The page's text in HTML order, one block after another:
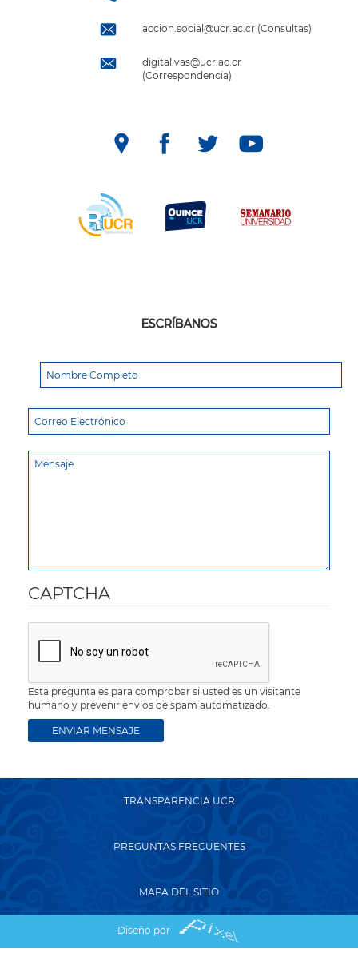
accion.social@ucr.ac.cr (Consultas)
digital.vas@ucr.ac.cr
(Correspondencia)
ESCRÍBANOS
CAPTCHA
Esta pregunta es para comprobar si usted es un visitante
humano y prevenir envíos de spam automatizado.
TRANSPARENCIA UCR
PREGUNTAS FRECUENTES
MAPA DEL SITIO
Diseño por